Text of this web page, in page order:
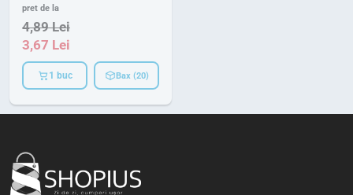
pret de la
4,89Lei
3,67 Lei
1 buc Bax (20)